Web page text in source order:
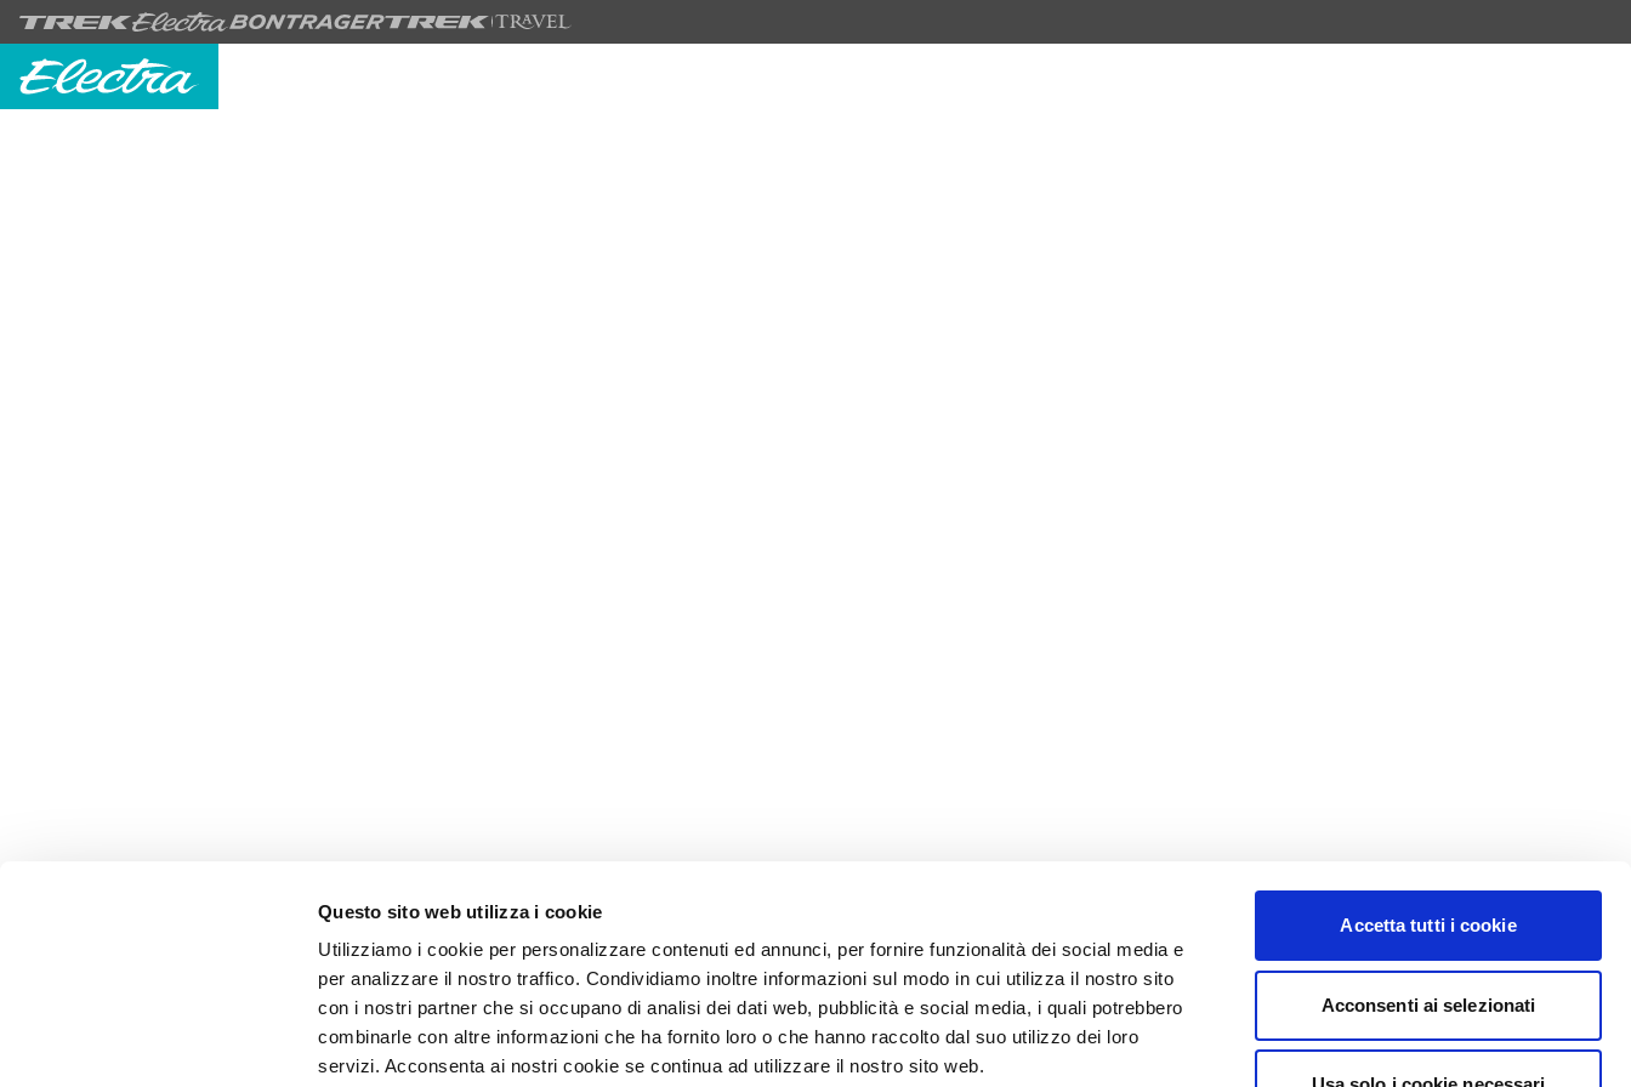
Questo sito web utilizza i cookie
Utilizziamo i cookie per personalizzare contenuti ed annunci, per fornire funzionalità dei social media e
per analizzare il nostro traffico. Condividiamo inoltre informazioni sul modo in cui utilizza il nostro sito
con i nostri partner che si occupano di analisi dei dati web, pubblicità e social media, i quali potrebbero
combinarle con altre informazioni che ha fornito loro o che hanno raccolto dal suo utilizzo dei loro
servizi. Acconsenta ai nostri cookie se continua ad utilizzare il nostro sito web.
Accetta tutti i cookie
Acconsenti ai selezionati